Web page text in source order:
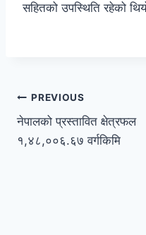
सहितको उपस्थिति रहेको
PREVIOUS
नेपालको प्रस्तावित क्षेत्रफल
१,४८,००६.६७ वर्गकिमि